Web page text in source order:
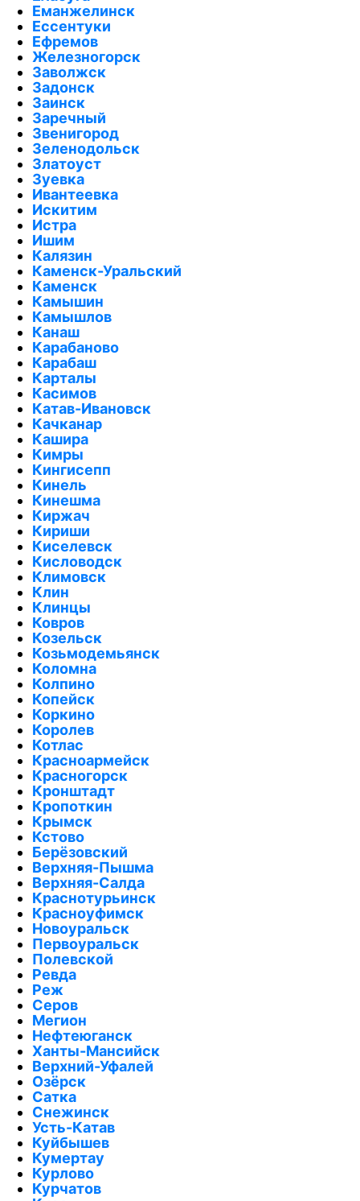
Еманжелинск
Ессентуки
Ефремов
Железногорск
Заволжск
Задонск
Заинск
Заречный
Звенигород
Зеленодольск
Златоуст
Зуевка
Ивантеевка
Искитим
Истра
Ишим
Калязин
Каменск-Уральский
Каменск
Камышин
Камышлов
Канаш
Карабаново
Карабаш
Карталы
Касимов
Катав-Ивановск
Качканар
Кашира
Кимры
Кингисепп
Кинель
Кинешма
Киржач
Кириши
Киселевск
Кисловодск
Климовск
Клин
Клинцы
Ковров
Козельск
Козьмодемьянск
Коломна
Колпино
Копейск
Коркино
Королев
Котлас
Красноармейск
Красногорск
Кронштадт
Кропоткин
Крымск
Кстово
Берёзовский
Верхняя-Пышма
Верхняя-Салда
Краснотурьинск
Красноуфимск
Новоуральск
Первоуральск
Полевской
Ревда
Реж
Серов
Мегион
Нефтеюганск
Ханты-Мансийск
Верхний-Уфалей
Озёрск
Сатка
Снежинск
Усть-Катав
Куйбышев
Кумертау
Курлово
Курчатов